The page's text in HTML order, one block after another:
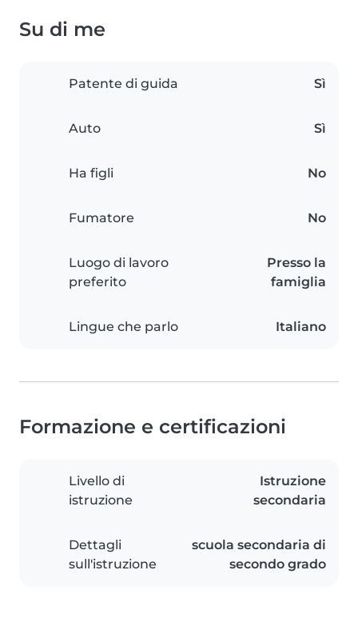
Su di me
Patente di guida Sì
Auto Sì
Ha figli No
Fumatore No
Luogo di lavoro
preferito
Presso la
famiglia
Lingue che parlo Italiano
Formazione e certificazioni
Livello di
istruzione
Istruzione
secondaria
Dettagli
sull'istruzione
scuola secondaria di
secondo grado